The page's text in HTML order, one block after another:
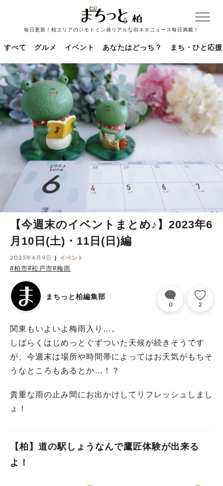
毎日更新！柏エリアのジモトミン発リアルな街ネタニュース毎日満載！
すべて グルメ イベント あなたはどっち？ まち・ひと応援
【今週末のイベントまとめ♪】2023年6
月10日(土)・11日(日)編
2023年6月9日 イベント
#柏市#松戸市#梅雨
まちっと柏編集部
0 2
関東もいよいよ梅雨入り…。
しばらくはじめっとぐずついた天候が続きそうです
が、今週末は場所や時間帯によってはお天気がもちそ
うなところもあるとか…！？
貴重な雨の止み間にお出かけしてリフレッシュしまし
ょ！
【柏】道の駅しょうなんで鷹匠体験が出来る
よ！